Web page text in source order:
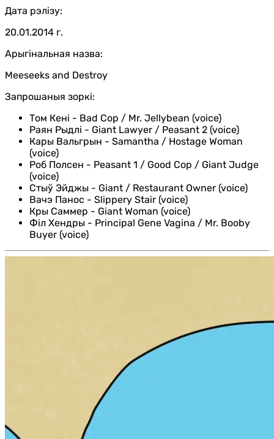
Дата рэлізу:
20.01.2014 г.
Арыгінальная назва:
Meeseeks and Destroy
Запрошаныя зоркі:
Том Кені - Bad Cop / Mr. Jellybean (voice)
Раян Рыдлі - Giant Lawyer / Peasant 2 (voice)
Кары Вальгрын - Samantha / Hostage Woman
(voice)
Роб Полсен - Peasant 1 / Good Cop / Giant Judge
(voice)
Стыў Эйджы - Giant / Restaurant Owner (voice)
Вачэ Панос - Slippery Stair (voice)
Кры Саммер - Giant Woman (voice)
Філ Хендры - Principal Gene Vagina / Mr. Booby
Buyer (voice)